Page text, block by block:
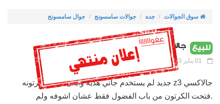
سوق الجوالات جده جوالات سامسونج جوال سامسونج
للبيع جالاكسي z3جديد لم يستخدم بكرتونه
رقم الإعلان : 1443
جالاكسي z3 جديد لم يستخدم جاني هدية وابغى ابيعه .بكرتونه
.فتحت الكرتون من باب الفضول فقط عشان اشوفه ولم